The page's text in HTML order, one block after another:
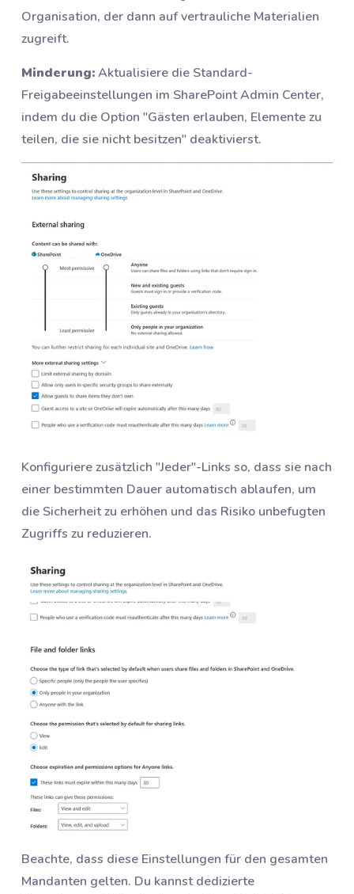
Organisation, der dann auf vertrauliche Materialien
zugreift.
Minderung:Aktualisiere die Standard-
Freigabeeinstellungen im SharePoint Admin Center,
indem du die Option "Gästen erlauben, Elemente zu
teilen, die sie nicht besitzen" deaktivierst.
Konfiguriere zusätzlich "Jeder"-Links so, dass sie nach
einer bestimmten Dauer automatisch ablaufen, um
die Sicherheit zu erhöhen und das Risiko unbefugten
Zugriffs zu reduzieren.
Beachte, dass diese Einstellungen für den gesamten
Mandanten gelten. Du kannst dedizierte